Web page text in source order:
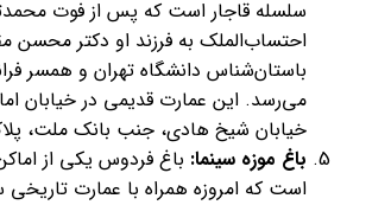
سلسله قاجار است که پس از فوت
احتساب‌الملک به فرزند او دکتر محسن
باستان‌شناس دانشگاه تهران و همسر
می‌رسد. این عمارت قدیمی در خیابان
خیابان شیخ هادی، جنب بانک ملت، پلاک ۲۵۱ قرار
باغ موزه سینما: باغ فردوس یکی از
است که امروزه همراه با عمارت